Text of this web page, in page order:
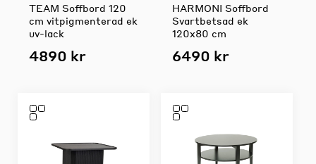
TEAM Soffbord 120
cm vitpigmenterad ek
uv-lack
4890 kr
HARMONI Soffbord
Svartbetsad ek
120x80 cm
6490 kr